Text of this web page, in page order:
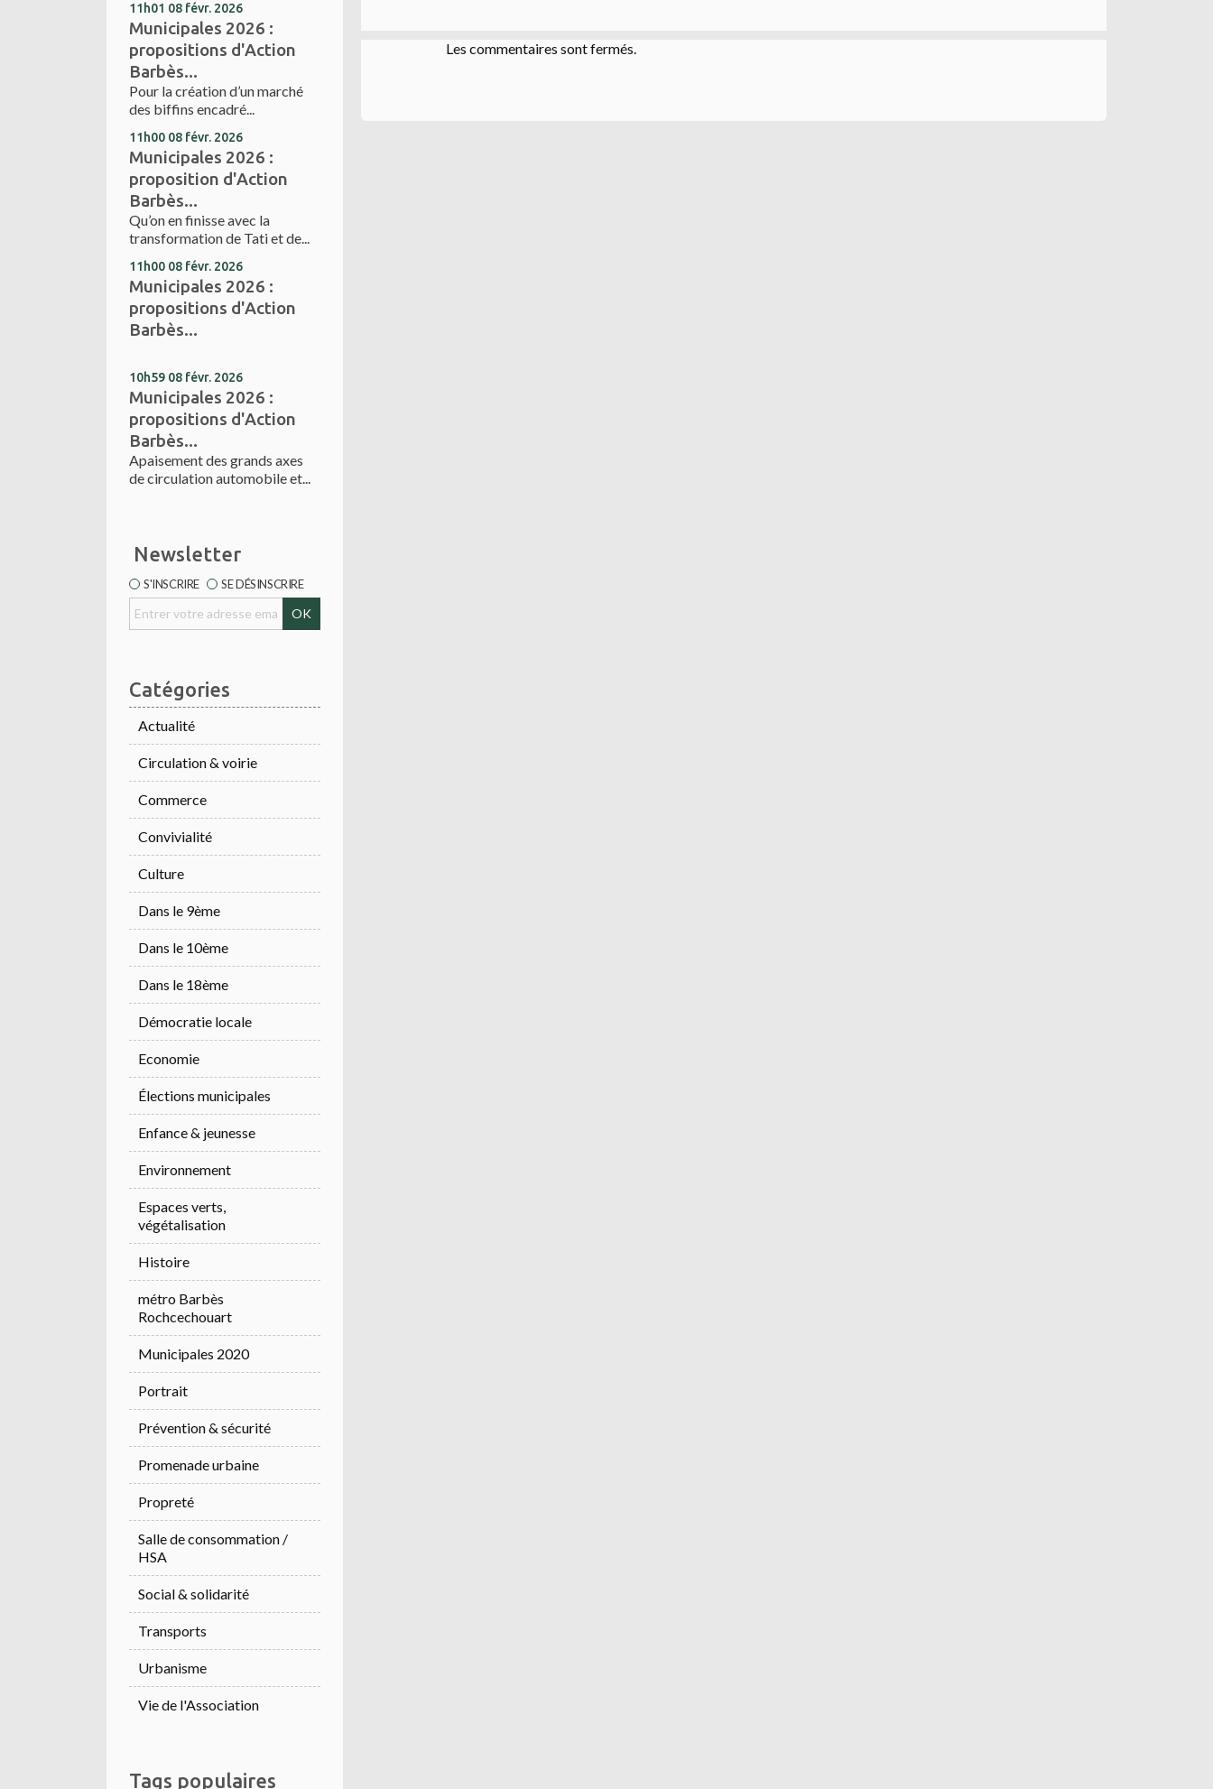
11h01 08 févr. 2026
Municipales 2026 :
propositions d'Action
Barbès...
Pour la création d’un marché
des biffins encadré...
11h00 08 févr. 2026
Municipales 2026 :
proposition d'Action
Barbès...
Qu’on en finisse avec la
transformation de Tati et de...
11h00 08 févr. 2026
Municipales 2026 :
propositions d'Action
Barbès...
10h59 08 févr. 2026
Municipales 2026 :
propositions d'Action
Barbès...
Apaisement des grands axes
de circulation automobile et...
Newsletter
S'INSCRIRE SE DÉSINSCRIRE
Catégories
Actualité
Circulation & voirie
Commerce
Convivialité
Culture
Dans le 9ème
Dans le 10ème
Dans le 18ème
Démocratie locale
Economie
Élections municipales
Enfance & jeunesse
Environnement
Espaces verts,
végétalisation
Histoire
métro Barbès
Rochcechouart
Municipales 2020
Portrait
Prévention & sécurité
Promenade urbaine
Propreté
Salle de consommation /
HSA
Social & solidarité
Transports
Urbanisme
Vie de l'Association
Tags populaires
Les commentaires sont fermés.